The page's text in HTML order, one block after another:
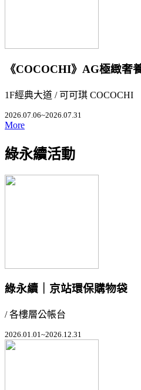
《COCOCHI》AG極緻奢
1F經典大道 / 可可琪 COCOCHI
2026.07.06~2026.07.31
More
綠永續活動
綠永續｜京站環保購物袋
/ 各樓層公帳台
2026.01.01~2026.12.31